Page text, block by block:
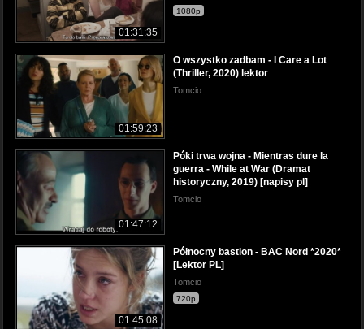
01:31:35
1080p
01:59:23
O wszystko zadbam - I Care a Lot
(Thriller, 2020) lektor
Tomcio
01:47:12
Póki trwa wojna - Mientras dure la
guerra - While at War (Dramat
historyczny, 2019) [napisy pl]
Tomcio
01:45:08
Północny bastion - BAC Nord *2020*
[Lektor PL]
Tomcio
720p